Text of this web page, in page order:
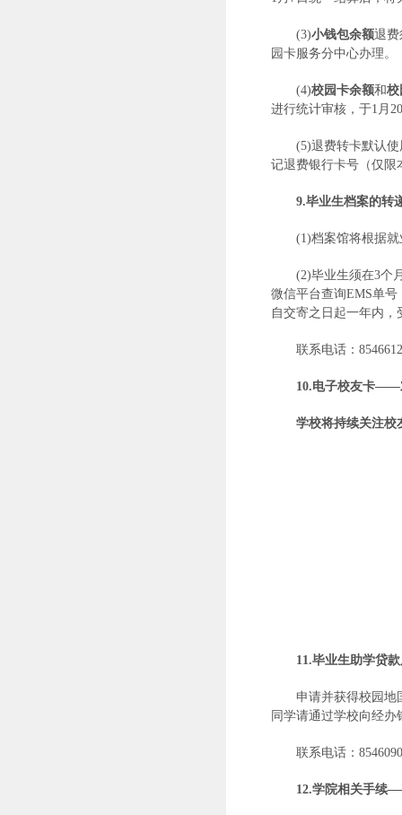
(3)小钱包余额退费
园卡服务分中心办理。
(4)校园卡余额和校
进行统计审核，于1月
(5)退费转卡默认
记退费银行卡号（仅限
9.毕业生档案的
(1)档案馆将根据
(2)毕业生须在3个
微信平台查询EMS单
自交寄之日起一年内
联系电话：
10.电子校友卡——
学校将持续关注校
11.毕业生助学贷
申请并获得校园地
同学请通过学校向经
联系电话：
12.学院相关手续